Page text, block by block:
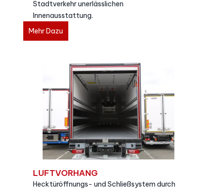
Stadtverkehr unerlässlichen
Innenausstattung.
Mehr Dazu
LUFTVORHANG
Hecktüröffnungs- und Schließsystem durch